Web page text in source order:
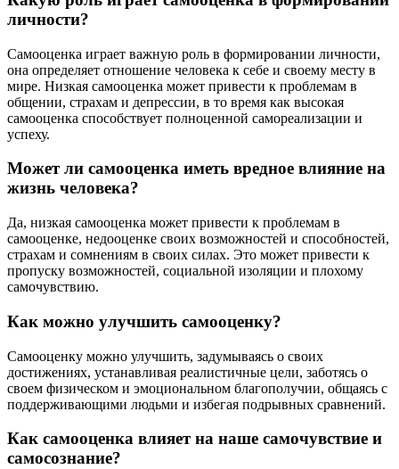
личности?
Самооценка играет важную роль в формировании личности,
она определяет отношение человека к себе и своему месту в
мире. Низкая самооценка может привести к проблемам в
общении, страхам и депрессии, в то время как высокая
самооценка способствует полноценной самореализации и
успеху.
Может ли самооценка иметь вредное влияние на
жизнь человека?
Да, низкая самооценка может привести к проблемам в
самооценке, недооценке своих возможностей и способностей,
страхам и сомнениям в своих силах. Это может привести к
пропуску возможностей, социальной изоляции и плохому
самочувствию.
Как можно улучшить самооценку?
Самооценку можно улучшить, задумываясь о своих
достижениях, устанавливая реалистичные цели, заботясь о
своем физическом и эмоциональном благополучии, общаясь с
поддерживающими людьми и избегая подрывных сравнений.
Как самооценка влияет на наше самочувствие и
самосознание?